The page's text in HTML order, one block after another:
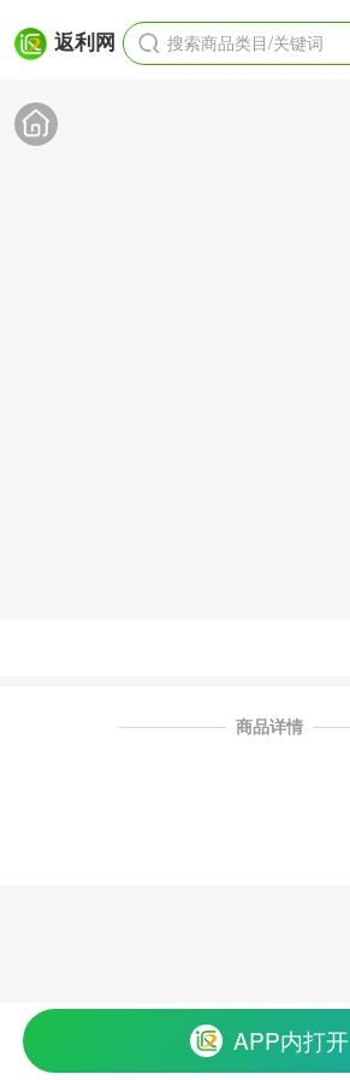
返利网 搜索商品类目/关键词
商品详情
APP内打开